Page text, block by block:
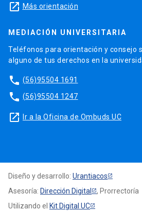
launch Más orientación
MEDIACIÓN UNIVERSITARIA
Teléfonos para orientación y consejo
alguno de tus derechos en la
phone (56)95504 1691
phone (56)95504 1247
launch Ir a la Oficina de Ombuds UC
Diseño y desarrollo: Urantiacos
Asesoría: Dirección Digital
, Prorrectoría
Utilizando el Kit Digital UC